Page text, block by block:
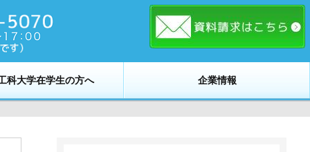
科大学在学生の方へ 企業情報